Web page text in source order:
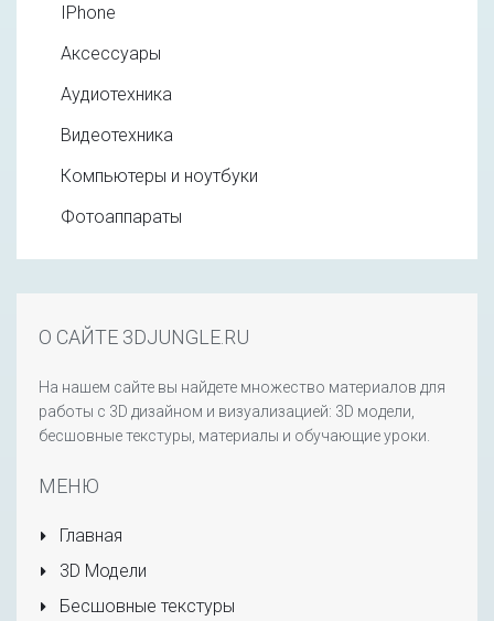
IPhone
Аксессуары
Аудиотехника
Видеотехника
Компьютеры и ноутбуки
Фотоаппараты
О САЙТЕ 3DJUNGLE.RU
На нашем сайте вы найдете множество материалов для
работы с 3D дизайном и визуализацией: 3D модели,
бесшовные текстуры, материалы и обучающие уроки.
МЕНЮ
Главная
3D Модели
Бесшовные текстуры